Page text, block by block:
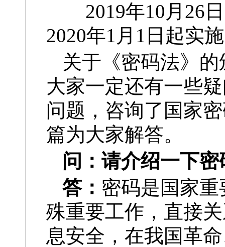
2019年10月26日
2020年1月1日起实
关于《密码法》
大家一定还有一些
问题，咨询了国家
篇为大家解答。
问： 请介绍一下
答： 密码是国家
殊重要工作，直接
息安全，在我国革